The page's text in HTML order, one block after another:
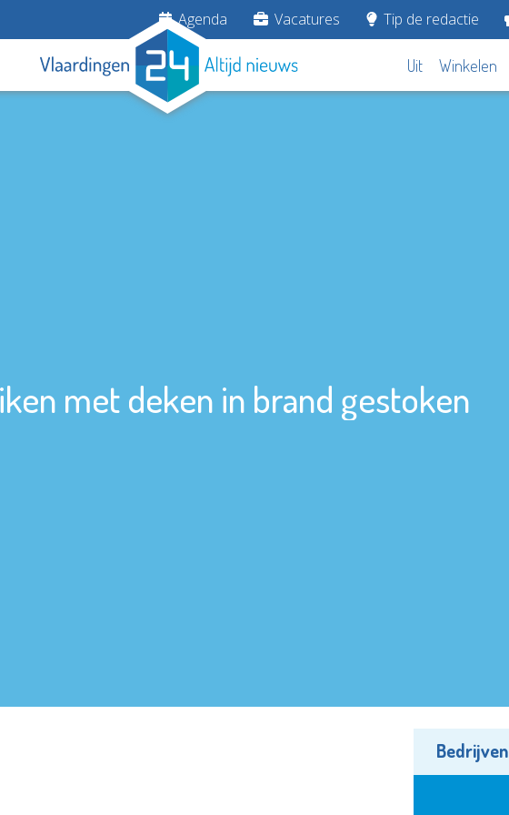
Agenda Vacatures Tip de redactie
Uit Winkelen
met deken in brand gestoken
Bedrijven